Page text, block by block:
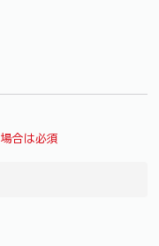
合は必須